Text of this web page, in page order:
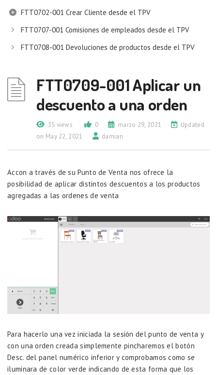
FTT0702-001 Crear Cliente desde el TPV
FTT0707-001 Comisiones de empleados desde el TPV
FTT0708-001 Devoluciones de productos desde el TPV
FTT0709-001 Aplicar un
descuento a una orden
35 views 0 marzo 29, 2021
Updated
on May 22, 2021
damian
Accon a través de su Punto de Venta nos ofrece la
posibilidad de aplicar distintos descuentos a los productos
agregadas a las ordenes de venta
Para hacerlo una vez iniciada la sesión del punto de venta y
con una orden creada simplemente pincharemos el botón
Desc. del panel numérico inferior y comprobamos como se
iluminara de color verde indicando de esta forma que los